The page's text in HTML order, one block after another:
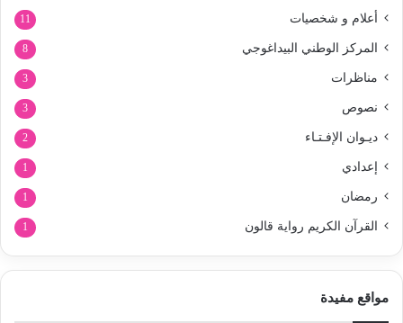
أعلام و شخصيات 11
المركز الوطني البيداغوجي 8
مناظرات 3
نصوص 3
ديـوان الإفـتـاء 2
إعدادي 1
رمضان 1
القرآن الكريم رواية قالون 1
مواقع مفيدة